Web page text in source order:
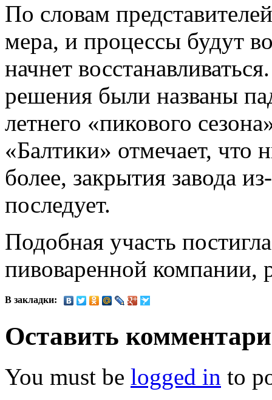
По словам
мера, и процессы будут
начнет
решения были названы
летнего «пикового
«Балтики» отмечает,
более, закрытия завода
последует.
Подобная участь
пивоваренной компании,
В закладки:
Оставить
You must be logged in to